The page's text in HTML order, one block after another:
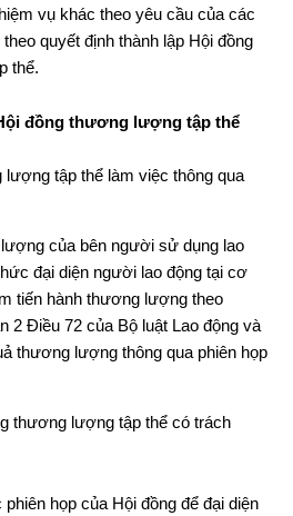
vụ khác theo yêu cầu của các
quyết định thành lập Hội đồng
thể.
đồng thương lượng tập thể
lượng tập thể làm việc thông qua
của bên người sử dụng lao
đại diện người lao động tại cơ
tiến hành thương lượng theo
2 Điều 72 của Bộ luật Lao động và
thương lượng thông qua phiên họp
thương lượng tập thể có trách
họp của Hội đồng để đại diện